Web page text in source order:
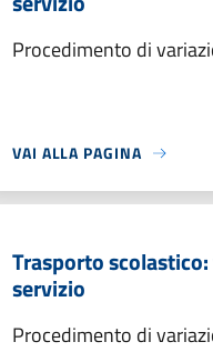
Procedimento di
VAI ALLA PAGINA
Trasporto
servizio
Procedimento di